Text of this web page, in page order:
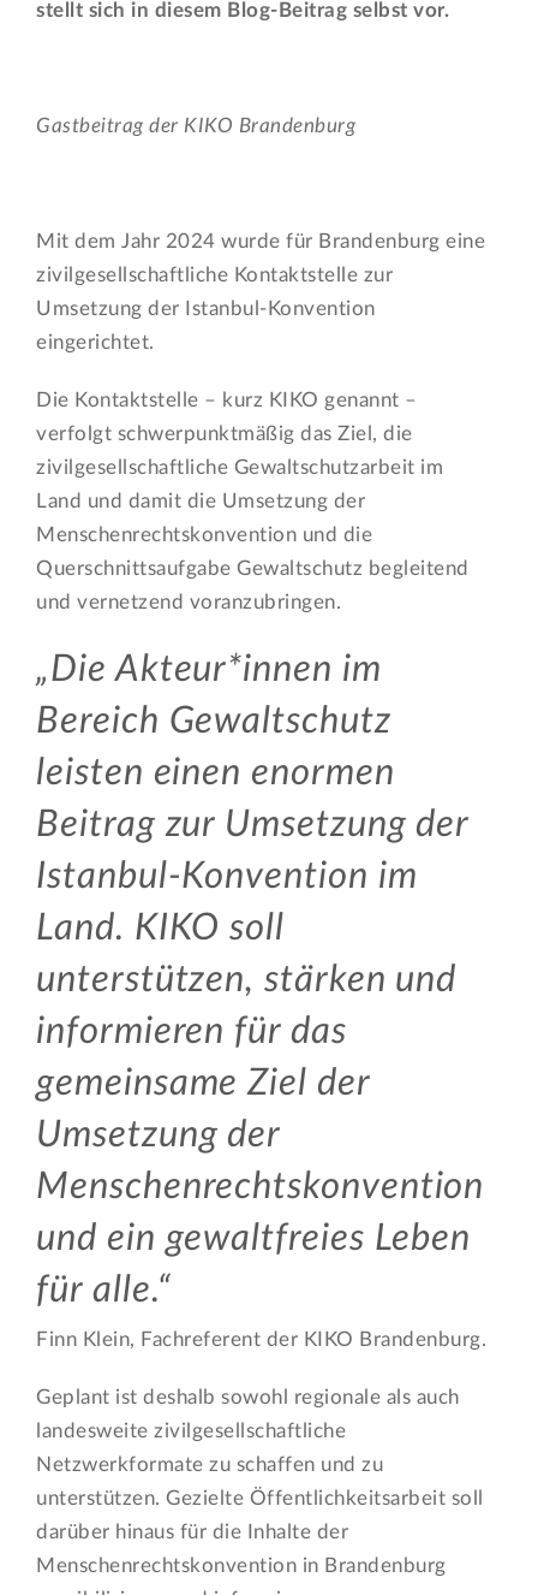
stellt sich in diesem Blog-Beitrag selbst vor.
Gastbeitrag der KIKO Brandenburg
Mit dem Jahr 2024 wurde für Brandenburg eine
zivilgesellschaftliche Kontaktstelle zur
Umsetzung der Istanbul-Konvention
eingerichtet.
Die Kontaktstelle – kurz KIKO genannt –
verfolgt schwerpunktmäßig das Ziel, die
zivilgesellschaftliche Gewaltschutzarbeit im
Land und damit die Umsetzung der
Menschenrechtskonvention und die
Querschnittsaufgabe Gewaltschutz begleitend
und vernetzend voranzubringen.
Die Akteur*innen im
Bereich Gewaltschutz
leisten einen enormen
Beitrag zur Umsetzung der
Istanbul-Konvention im
Land. KIKO soll
unterstützen, stärken und
informieren für das
gemeinsame Ziel der
Umsetzung der
Menschenrechtskonvention
und ein gewaltfreies Leben
für alle.
Finn Klein, Fachreferent der KIKO Brandenburg.
Geplant ist deshalb sowohl regionale als auch
landesweite zivilgesellschaftliche
Netzwerkformate zu schaffen und zu
unterstützen. Gezielte Öffentlichkeitsarbeit soll
darüber hinaus für die Inhalte der
Menschenrechtskonvention in Brandenburg